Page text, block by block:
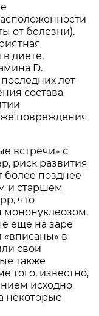
от болезни).
в диете,
D.
лет
состава
повреждения
встречи» с
риск развития
более позднее
и старшем
что
еще на заре
в
свои
также
того, известно,
исходно
некоторые